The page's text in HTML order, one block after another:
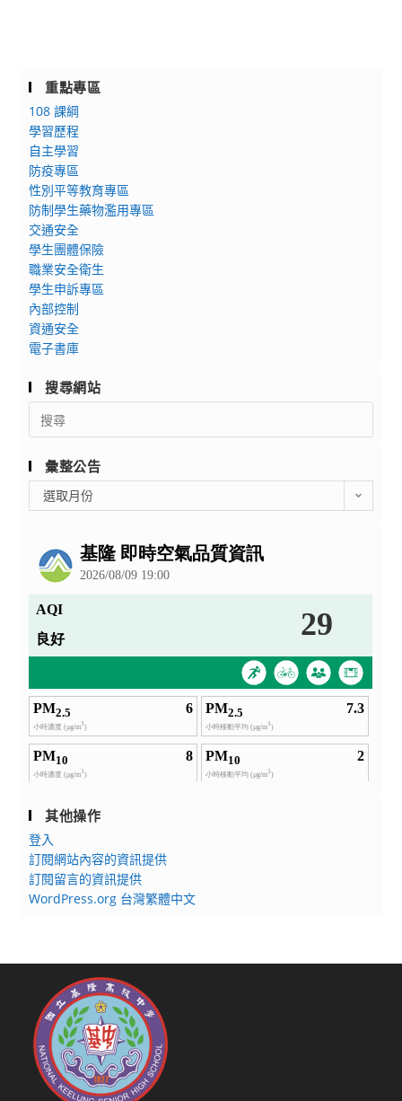
重點專區
108 課綱
學習歷程
自主學習
防疫專區
性別平等教育專區
防制學生藥物濫用專區
交通安全
學生團體保險
職業安全衛生
學生申訴專區
內部控制
資通安全
電子書庫
搜尋網站
Search
for:
彙整公告
整
選取月份
其他操作
登入
訂閱網站內容的資訊提供
訂閱留言的資訊提供
WordPress.org 台灣繁體中文